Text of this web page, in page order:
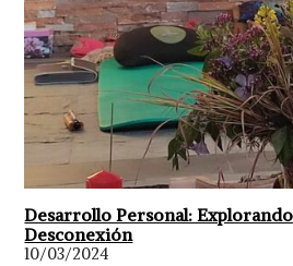
Desarrollo Personal:
Desconexión
10/03/2024